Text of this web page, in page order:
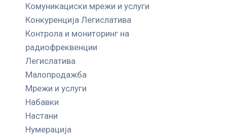
Комуникациски мрежи и услуги
Конкуренција Легислатива
Контрола и мониторинг на
радиофреквенции
Легислатива
Малопродажба
Мрежи и услуги
Набавки
Настани
Нумерација